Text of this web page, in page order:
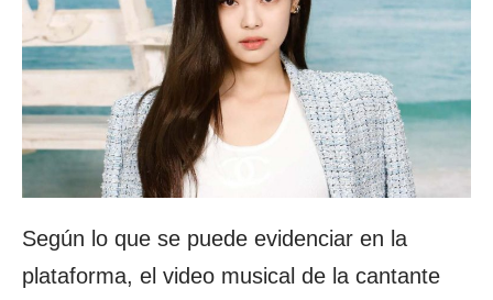
Según lo que se puede evidenciar en la
plataforma, el video musical de la cantante